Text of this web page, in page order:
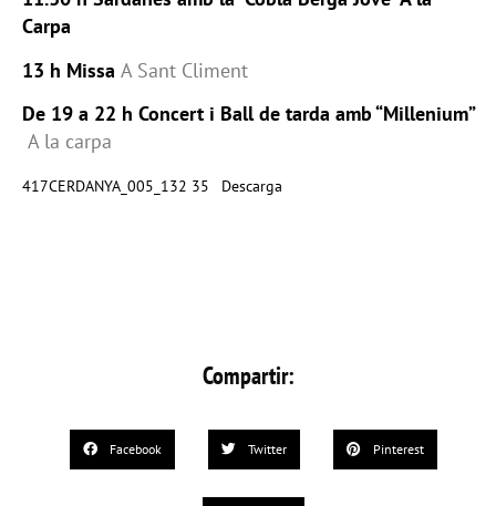
Carpa
13 h Missa A Sant Climent
De 19 a 22 h Concert i Ball de tarda amb “Millenium”
A la carpa
417CERDANYA_005_132 35 Descarga
Compartir:
Facebook Twitter Pinterest